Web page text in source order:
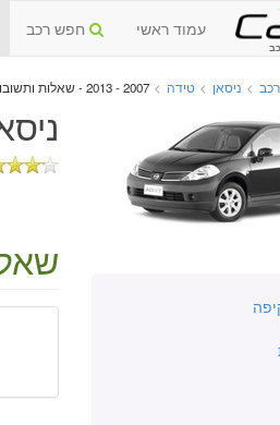
עמוד ראשי חפש רכב
רכב > ניסאן > טידה > 2007 - 2013 - שאלות ותשובות